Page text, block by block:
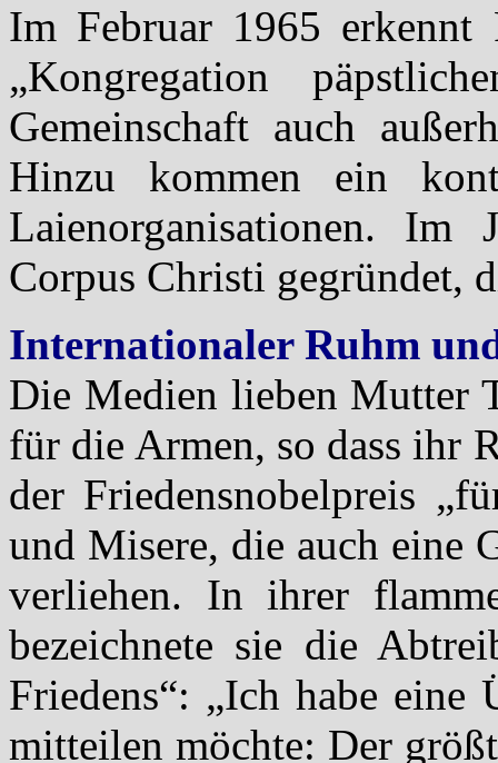
Im Februar 1965
„Kongregation
Gemeinschaft auch
Hinzu kommen ein
Laienorganisationen.
Corpus Christi gegründet,
Internationaler Ruhm
Die Medien lieben Mutter
für die Armen, so dass ihr
der Friedensnobelpreis
und Misere, die auch eine
verliehen. In ihrer
bezeichnete sie die
Friedens“: „Ich habe eine
mitteilen möchte: Der